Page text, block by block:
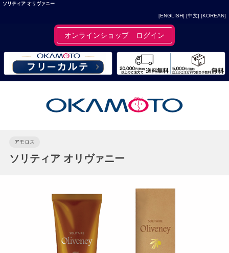
ソリティア オリヴァニー
[ENGLISH] [中文] [KOREAN]
オンラインショップ ログイン
アモロス
ソリティア オリヴァニー